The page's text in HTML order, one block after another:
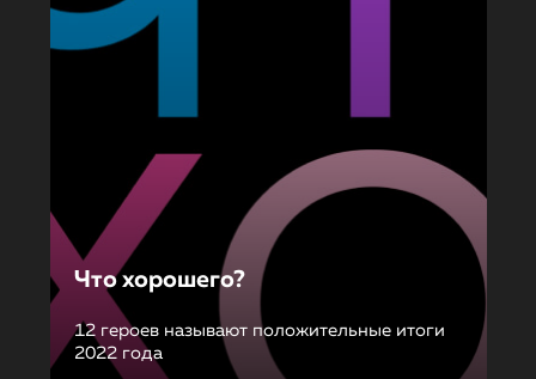
Что хорошего?
12 героев называют положительные итоги
2022 года